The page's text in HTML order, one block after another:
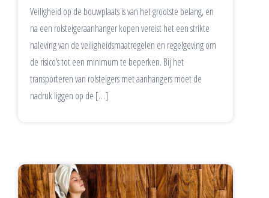
Veiligheid op de bouwplaats is van het grootste belang, en
na een rolsteigeraanhanger kopen vereist het een strikte
naleving van de veiligheidsmaatregelen en regelgeving om
de risico’s tot een minimum te beperken. Bij het
transporteren van rolsteigers met aanhangers moet de
nadruk liggen op de […]